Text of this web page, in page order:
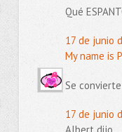
Qué
17 de junio
My name is
Se
17 de junio